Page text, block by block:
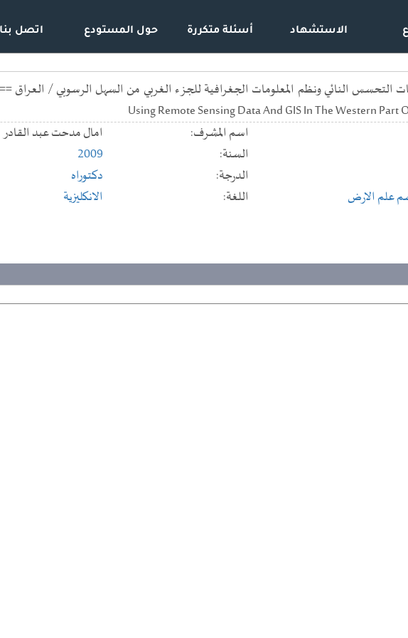
الاستشهاد أسئلة متكررة حول المستودع اتصل بنا
Using Remote Sensing Data And GIS In The Western
اسم المشرف:
امال مدحت عبد القادر
السنة:
2009
الدرجة:
دكتوراه
علم الارض اللغة:
الانكليزية